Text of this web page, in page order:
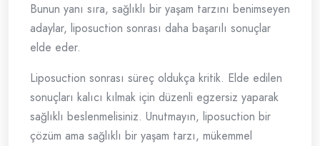
Bunun yanı sıra, sağlıklı bir yaşam tarzını benimseyen
adaylar, liposuction sonrası daha başarılı sonuçlar
elde eder.
Liposuction sonrası süreç oldukça kritik. Elde edilen
sonuçları kalıcı kılmak için düzenli egzersiz yaparak
sağlıklı beslenmelisiniz. Unutmayın, liposuction bir
çözüm ama sağlıklı bir yaşam tarzı, mükemmel